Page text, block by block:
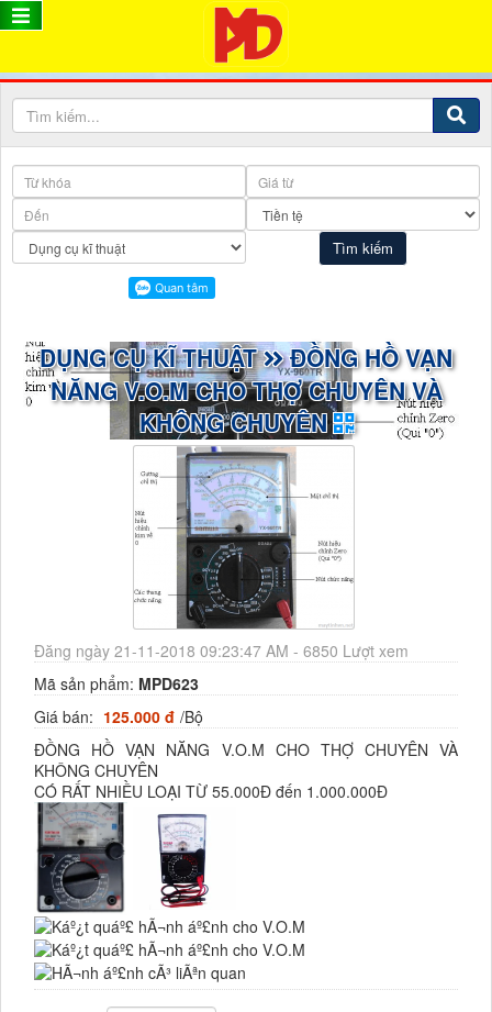
DỤNG CỤ KĨ THUẬT ĐỒNG HỒ VẠN
NĂNG V.O.M CHO THỢ CHUYÊN VÀ
KHÔNG CHUYÊN
Đăng ngày 21-11-2018 09:23:47 AM - 6850 Lượt xem
Mã sản phẩm: MPD623
Giá bán: 125.000 đ /Bộ
ĐỒNG HỒ VẠN NĂNG V.O.M CHO THỢ CHUYÊN VÀ
KHÔNG CHUYÊN
CÓ RẤT NHIỀU LOẠI TỪ 55.000Đ đến 1.000.000Đ